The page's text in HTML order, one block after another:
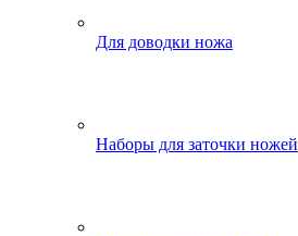
Для доводки ножа
Наборы для заточки ножей